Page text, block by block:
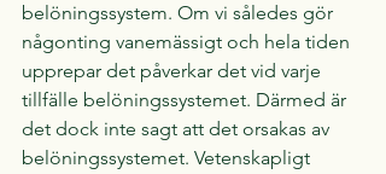
belöningssystem. Om vi således gör
någonting vanemässigt och hela tiden
upprepar det påverkar det vid varje
tillfälle belöningssystemet. Därmed är
det dock inte sagt att det orsakas av
belöningssystemet. Vetenskapligt